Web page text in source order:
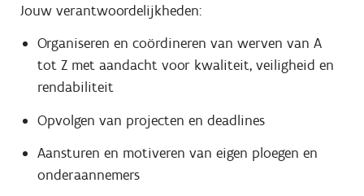
Jouw verantwoordelijkheden:
Organiseren en coördineren van werven van A
tot Z met aandacht voor kwaliteit, veiligheid en
rendabiliteit
Opvolgen van projecten en deadlines
Aansturen en motiveren van eigen ploegen en
onderaannemers